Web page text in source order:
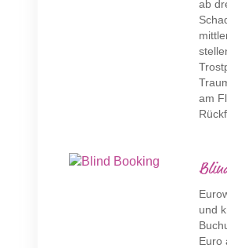
ab
am
und
Euro